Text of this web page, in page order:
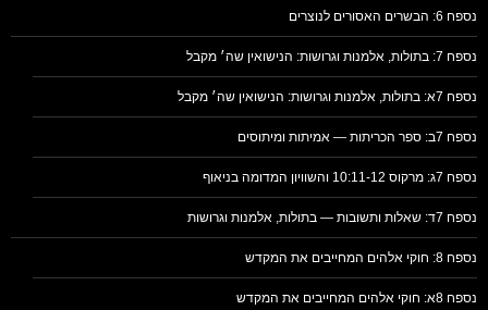
נספח 6: הבשרים האסורים לנוצרים
נספח 7: בתולות, אלמנות וגרושות: הנישואין שה׳ מקבל
נספח 7א: בתולות, אלמנות וגרושות: הנישואין שה׳ מקבל
נספח 7ב: ספר הכריתות — אמיתות ומיתוסים
נספח 7ג: מרקוס 10:11-12 והשוויון המדומה בניאוף
נספח 7ד: שאלות ותשובות — בתולות, אלמנות וגרושות
נספח 8: חוקי אלהים המחייבים את המקדש
נספח 8א: חוקי אלהים המחייבים את המקדש